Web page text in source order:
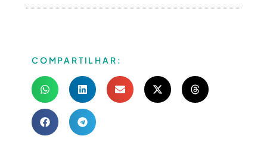
COMPARTILHAR: